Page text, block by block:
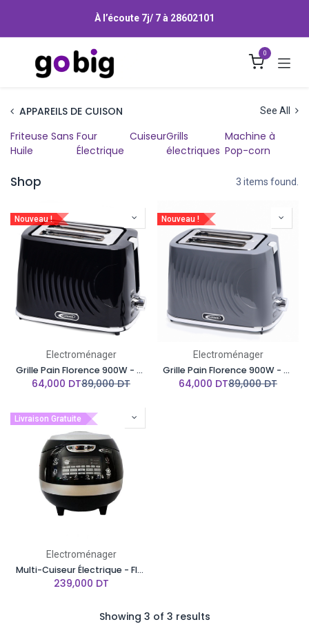
À l’écoute 7j/ 7 à 28602101
0
APPAREILS DE CUISON See All
Friteuse Sans
Huile
Four
Électrique
CuiseurGrills
électriques
Machine à
Pop-corn
Shop 3 items found.
Nouveau !
Electroménager
Grille Pain Florence 900W - Noir
64,000 DT89,000DT
Nouveau !
Electroménager
Grille Pain Florence 900W - Gris
64,000 DT89,000DT
Livraison Gratuite
Electroménager
Multi-Cuiseur Électrique - Florence 18 en1-860W
239,000 DT
Showing 3 of 3 results